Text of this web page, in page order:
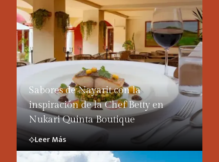
Sabores de Nayarit con la
inspiración de la Chef Betty en
Nukari Quinta Boutique
Leer Más